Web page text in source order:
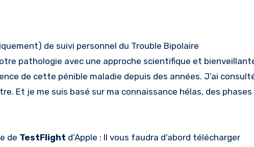
de suivi personnel du Trouble Bipolaire
pathologie avec une approche scientifique et
de cette pénible maladie depuis des années. J’ai
Et je me suis basé sur ma connaissance hélas, des phases
de TestFlight d’Apple : Il vous faudra d’abord télécharger